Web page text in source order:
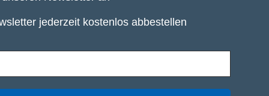
jederzeit kostenlos abbestellen